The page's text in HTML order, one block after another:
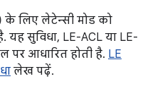
के लिए लेटेन्सी मोड को
सुविधा, LE-ACL या LE-
पर आधारित होती है. LE
लेख पढ़ें.